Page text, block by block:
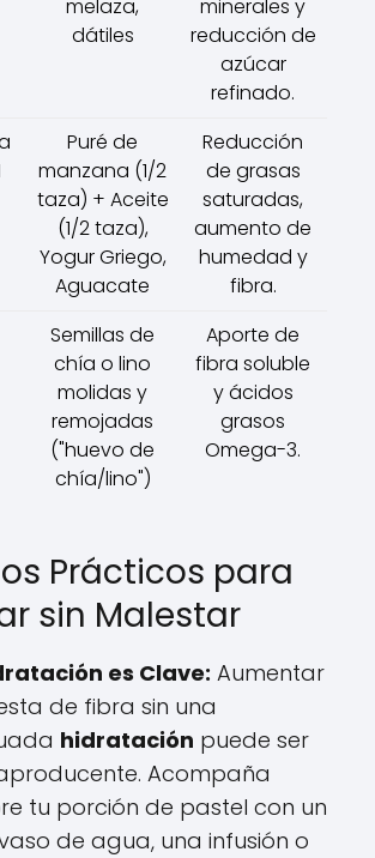
melaza,
dátiles
minerales y
reducción de
azúcar
refinado.
Puré de
manzana (1/2
taza) + Aceite
(1/2 taza),
Yogur Griego,
Aguacate
Reducción
de grasas
saturadas,
aumento de
humedad y
fibra.
Semillas de
chía o lino
molidas y
remojadas
("huevo de
chía/lino")
Aporte de
fibra soluble
y ácidos
grasos
Omega-3.
Prácticos para
sin Malestar
es Clave: Aumentar
de fibra sin una
hidratación puede ser
Acompaña
tu porción de pastel con un
de agua, una infusión o